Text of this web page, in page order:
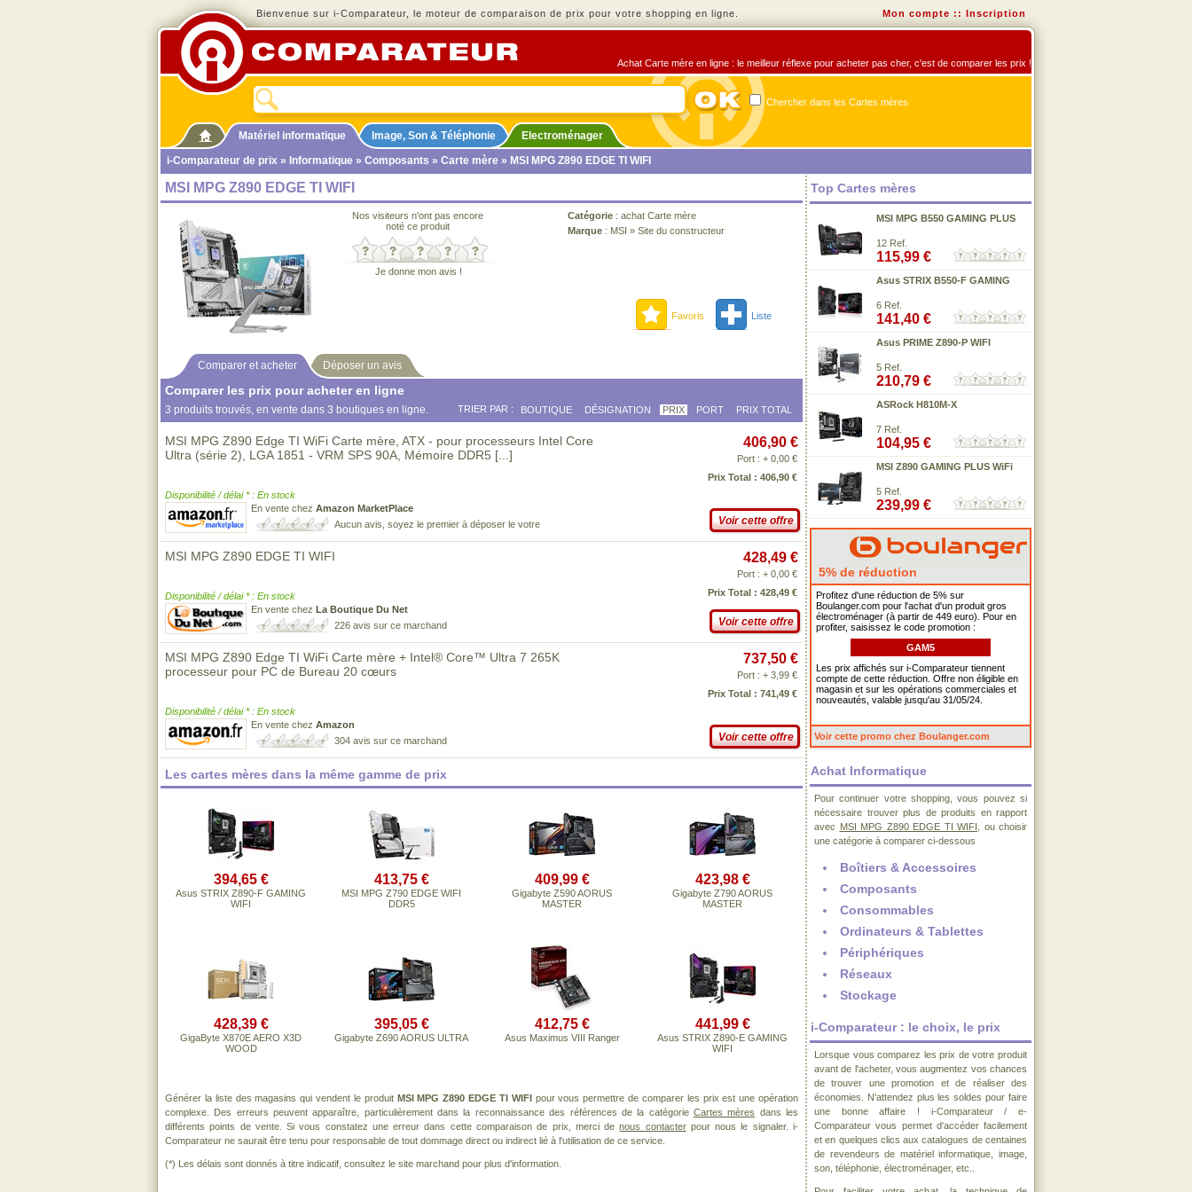
Bienvenue sur i-Comparateur, le moteur de comparaison de prix pour votre shopping en ligne. Mon compte :: Inscription
Achat Carte mère en ligne : le meilleur réflexe pour acheter pas cher, c'est de comparer les prix !
Chercher dans les Cartes mères
Matériel informatique Image, Son & Téléphonie
Electroménager
i-Comparateur de prix » Informatique » Composants » Carte mère » MSI MPG Z890 EDGE TI WIFI
MSI MPG Z890 EDGE TI WIFI
Nos visiteurs n'ont pas encore
noté ce produit
Je donne mon avis !
Catégorie : achat Carte mère
Marque : MSI » Site du constructeur
Favoris Liste
Comparer et acheter Déposer un avis
Comparer les prix pour acheter en ligne
3 produits trouvés, en vente dans 3 boutiques en ligne. TRIER PAR : BOUTIQUE DÉSIGNATION PRIX PORT PRIX TOTAL
MSI MPG Z890 Edge TI WiFi Carte mère, ATX - pour processeurs Intel Core
Ultra (série 2), LGA 1851 - VRM SPS 90A, Mémoire DDR5 [...]
Disponibilité / délai * : En stock
En vente chez Amazon MarketPlace
Aucun avis, soyez le premier à déposer le votre
406,90 €
Port : + 0,00 €
Prix Total : 406,90 €
Voir cette offre
MSI MPG Z890 EDGE TI WIFI
Disponibilité / délai * : En stock
En vente chez La Boutique Du Net
226 avis sur ce marchand
428,49 €
Port : + 0,00 €
Prix Total : 428,49 €
Voir cette offre
MSI MPG Z890 Edge TI WiFi Carte mère + Intel® Core™ Ultra 7 265K
processeur pour PC de Bureau 20 cœurs
Disponibilité / délai * : En stock
En vente chez Amazon
304 avis sur ce marchand
737,50 €
Port : + 3,99 €
Prix Total : 741,49 €
Voir cette offre
Les cartes mères dans la même gamme de prix
394,65 €
Asus STRIX Z890-F GAMING
WIFI
413,75 €
MSI MPG Z790 EDGE WIFI
DDR5
409,99 €
Gigabyte Z590 AORUS
MASTER
423,98 €
Gigabyte Z790 AORUS
MASTER
428,39 €
GigaByte X870E AERO X3D
WOOD
395,05 €
Gigabyte Z690 AORUS ULTRA
412,75 €
Asus Maximus VIII Ranger
441,99 €
Asus STRIX Z890-E GAMING
WIFI
Générer la liste des magasins qui vendent le produit MSI MPG Z890 EDGE TI WIFIpour vous permettre de comparer les prix est une opération
complexe. Des erreurs peuvent apparaître, particulièrement dans la reconnaissance des références de la catégorie Cartes mères dans les
différents points de vente. Si vous constatez une erreur dans cette comparaison de prix, merci denous contacterpour nous le signaler. i-
Comparateur ne saurait être tenu pour responsable de tout dommage direct ou indirect lié à l'utilisation de ce service.
(*) Les délais sont donnés à titre indicatif, consultez le site marchand pour plus d'information.
Top Cartes mères
MSI MPG B550 GAMING PLUS
12 Ref.
115,99 €
Asus STRIX B550-F GAMING
6 Ref.
141,40 €
Asus PRIME Z890-P WIFI
5 Ref.
210,79 €
ASRock H810M-X
7 Ref.
104,95 €
MSI Z890 GAMING PLUS WiFi
5 Ref.
239,99 €
5% de réduction
Profitez d'une réduction de 5% sur
Boulanger.com pour l'achat d'un produit gros
électroménager (à partir de 449 euro). Pour en
profiter, saisissez le code promotion :
GAM5
Les prix affichés sur i-Comparateur tiennent
compte de cette réduction. Offre non éligible en
magasin et sur les opérations commerciales et
nouveautés, valable jusqu'au 31/05/24.
Voir cette promo chez Boulanger.com
Achat Informatique
Pour continuer votre shopping, vous pouvez si
nécessaire trouver plus de produits en rapport
avec MSI MPG Z890 EDGE TI WIFI , ou choisir
une catégorie à comparer ci-dessous
Boîtiers & Accessoires
Composants
Consommables
Ordinateurs & Tablettes
Périphériques
Réseaux
Stockage
i-Comparateur : le choix, le prix
Lorsque vous comparez les prix de votre produit
avant de l'acheter, vous augmentez vos chances
de trouver une promotion et de réaliser des
économies. N'attendez plus les soldes pour faire
une bonne affaire ! i-Comparateur / e-
Comparateur vous permet d'accéder facilement
et en quelques clics aux catalogues de centaines
de revendeurs de matériel informatique, image,
son, téléphonie, électroménager, etc..